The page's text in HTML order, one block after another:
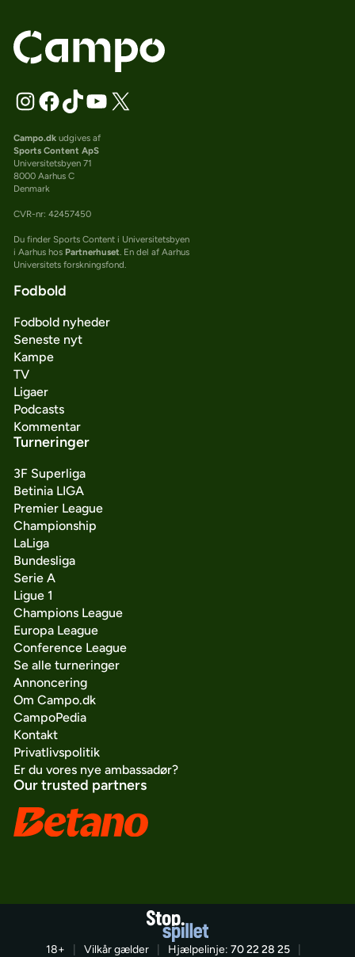
Campo.dkudgives af
Sports Content ApS
Universitetsbyen 71
8000 Aarhus C
Denmark
CVR-nr: 42457450
Du finder Sports Content i Universitetsbyen
i Aarhus hos Partnerhuset. En del af Aarhus
Universitets forskningsfond.
Fodbold
Fodbold nyheder
Seneste nyt
Kampe
TV
Ligaer
Podcasts
Kommentar
Turneringer
3F Superliga
Betinia LIGA
Premier League
Championship
LaLiga
Bundesliga
Serie A
Ligue 1
Champions League
Europa League
Conference League
Se alle turneringer
Annoncering
Om Campo.dk
CampoPedia
Kontakt
Privatlivspolitik
Er du vores nye ambassadør?
Our trusted partners
18+ Vilkår gælder Hjælpelinje: 70 22 28 25